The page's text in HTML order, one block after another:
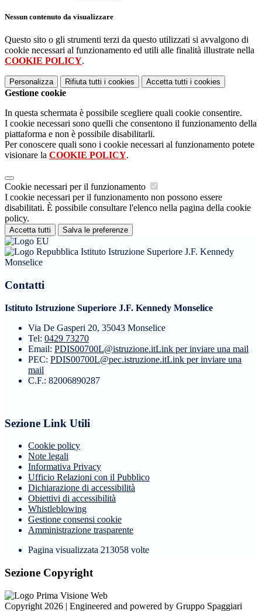
Nessun contenuto da visualizzare
Questo sito o gli strumenti terzi da questo utilizzati si avvalgono di
cookie necessari al funzionamento ed utili alle finalità illustrate nella
COOKIE POLICY.
Personalizza Rifiuta tutti i cookies Accetta tutti i cookies
Gestione cookie
In questa schermata è possibile scegliere quali cookie consentire.
I cookie necessari sono quelli che consentono il funzionamento della
piattaforma e non è possibile disabilitarli.
Per conoscere quali sono i cookie necessari al funzionamento potete
visionare la COOKIE POLICY.
Cookie necessari per il funzionamento
I cookie necessari per il funzionamento non possono essere
disabilitati. È possibile consultare l'elenco nella pagina della cookie
policy.
Accetta tutti Salva le preferenze
Istituto Istruzione Superiore J.F. Kennedy
Monselice
Contatti
Istituto Istruzione Superiore J.F. Kennedy Monselice
Via De Gasperi 20, 35043 Monselice
Tel: 0429 73270
Email: PDIS00700L@istruzione.itLink per inviare una mail
PEC: PDIS00700L@pec.istruzione.itLink per inviare una
mail
C.F.: 82006890287
Sezione Link Utili
Cookie policy
Note legali
Informativa Privacy
Ufficio Relazioni con il Pubblico
Dichiarazione di accessibilità
Obiettivi di accessibilità
Whistleblowing
Gestione consensi cookie
Amministrazione trasparente
Pagina visualizzata 213058 volte
Sezione Copyright
Copyright 2026 | Engineered and powered by Gruppo Spaggiari